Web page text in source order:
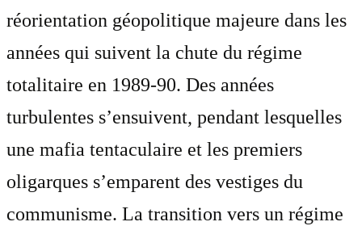
réorientation géopolitique majeure dans les
années qui suivent la chute du régime
totalitaire en 1989-90. Des années
turbulentes s’ensuivent, pendant lesquelles
une mafia tentaculaire et les premiers
oligarques s’emparent des vestiges du
communisme. La transition vers un régime